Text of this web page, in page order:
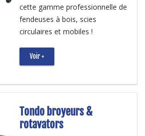
cette gamme professionnelle de
fendeuses à bois, scies
circulaires et mobiles !
Voir +
Tondo broyeurs &
rotavators